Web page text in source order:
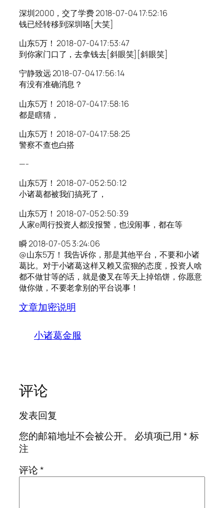
深圳2000，交了学费 2018-07-04 17:52:16
钱已经转移到深圳咯[大笑]
山东5万！ 2018-07-04 17:53:47
到你家门口了，去拿钱去[斜眼笑][斜眼笑]
宁静致远 2018-07-04 17:56:14
有没有准确消息？
山东5万！ 2018-07-04 17:58:16
都是瞎猜，
山东5万！ 2018-07-04 17:58:25
警察不查也白搭
—-
山东5万！ 2018-07-05 2:50:12
小诸葛都被我们搞死了，
山东5万！ 2018-07-05 2:50:39
人家e周行投资人都没报警，也没闹事，都在等
瞬 2018-07-05 3:24:06
@山东5万！ 我告诉你，那是其他平台，不要和小诸
葛比。对于小诸葛这样又赖又蛮狠的态度，投资人啥
都不做甘等的话，就是傻叉在等天上掉馅饼，你愿意
做你做，不要老拿别的平台说事！
文章加密说明
小诸葛金服
评论
发表回复
您的邮箱地址不会被公开。
必填项已用*标
注
评论*